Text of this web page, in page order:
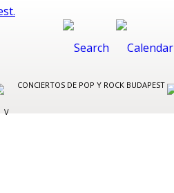
CONCIERTOS DE POP Y ROCK BUDAPEST